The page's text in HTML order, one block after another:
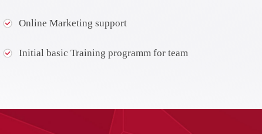
Online Marketing support
Initial basic Training programm for team